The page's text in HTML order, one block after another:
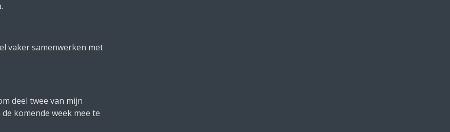
vaker samenwerken met
deel twee van mijn
komende week mee te